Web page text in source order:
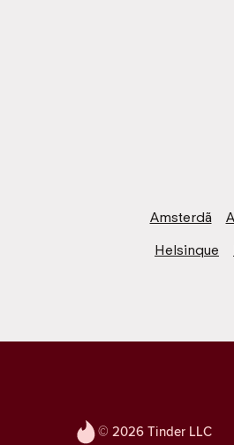
Amsterdã
Helsinque
© 2026 Tinder LLC